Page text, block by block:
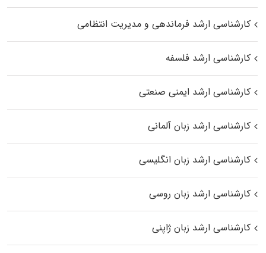
کارشناسی ارشد فرماندهی و مدیریت انتظامی
کارشناسی ارشد فلسفه
کارشناسی ارشد ایمنی صنعتی
کارشناسی ارشد زبان آلمانی
کارشناسی ارشد زبان انگلیسی
کارشناسی ارشد زبان روسی
کارشناسی ارشد زبان ژاپنی